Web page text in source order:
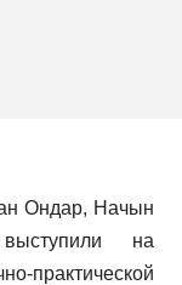
Ондар, Начын
на